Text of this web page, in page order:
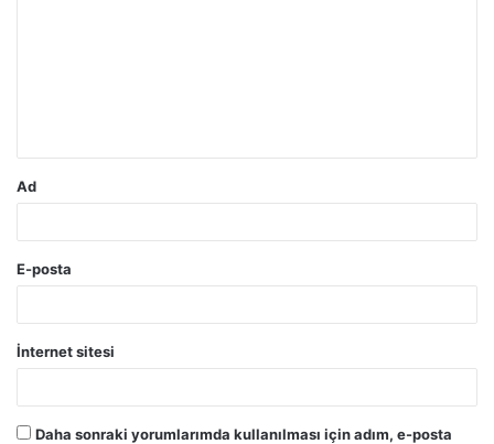
Ad
E-posta
İnternet sitesi
Daha sonraki yorumlarımda kullanılması için adım, e-posta